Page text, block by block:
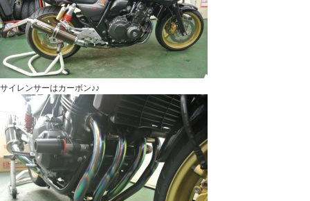
サイレンサーはカーボン♪♪